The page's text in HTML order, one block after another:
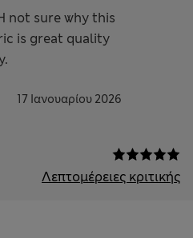
not sure why this
is great quality
17 Ιανουαρίου 2026
Λεπτομέρειες κριτικής